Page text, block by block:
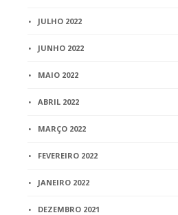
JULHO 2022
JUNHO 2022
MAIO 2022
ABRIL 2022
MARÇO 2022
FEVEREIRO 2022
JANEIRO 2022
DEZEMBRO 2021